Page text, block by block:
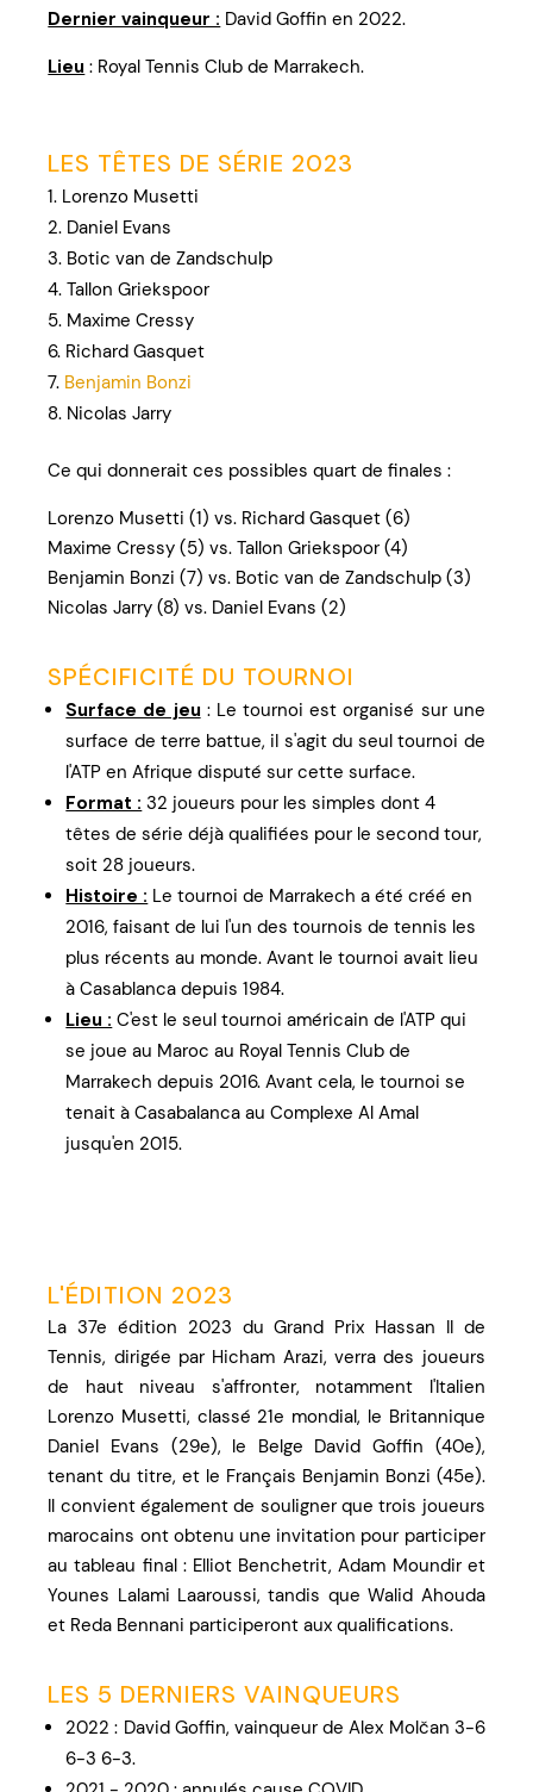
Dernier vainqueur : David Goffin en 2022.
Lieu : Royal Tennis Club de Marrakech.
LES TÊTES DE SÉRIE 2023
Lorenzo Musetti
Daniel Evans
Botic van de Zandschulp
Tallon Griekspoor
Maxime Cressy
Richard Gasquet
Benjamin Bonzi
Nicolas Jarry
Ce qui donnerait ces possibles quart de finales :
Lorenzo Musetti (1) vs. Richard Gasquet (6)
Maxime Cressy (5) vs. Tallon Griekspoor (4)
Benjamin Bonzi (7) vs. Botic van de Zandschulp (3)
Nicolas Jarry (8) vs. Daniel Evans (2)
SPÉCIFICITÉ DU TOURNOI
Surface de jeu : Le tournoi est organisé sur une
surface de terre battue, iI s'agit du seul tournoi de
l'ATP en Afrique disputé sur cette surface.
Format : 32 joueurs pour les simples dont 4
têtes de série déjà qualifiées pour le second tour,
soit 28 joueurs.
Histoire : Le tournoi de Marrakech a été créé en
2016, faisant de lui l'un des tournois de tennis les
plus récents au monde. Avant le tournoi avait lieu
à Casablanca depuis 1984.
Lieu : C'est le seul tournoi américain de l'ATP qui
se joue au Maroc au Royal Tennis Club de
Marrakech depuis 2016. Avant cela, le tournoi se
tenait à Casabalanca au Complexe Al Amal
jusqu'en 2015.
L'ÉDITION 2023
La 37e édition 2023 du Grand Prix Hassan II de
Tennis, dirigée par Hicham Arazi, verra des joueurs
de haut niveau s'affronter, notamment l'Italien
Lorenzo Musetti, classé 21e mondial, le Britannique
Daniel Evans (29e), le Belge David Goffin (40e),
tenant du titre, et le Français Benjamin Bonzi (45e).
Il convient également de souligner que trois joueurs
marocains ont obtenu une invitation pour participer
au tableau final : Elliot Benchetrit, Adam Moundir et
Younes Lalami Laaroussi, tandis que Walid Ahouda
et Reda Bennani participeront aux qualifications.
LES 5 DERNIERS VAINQUEURS
2022 : David Goffin, vainqueur de Alex Molčan 3-6
6-3 6-3.